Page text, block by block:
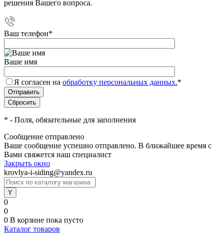
решения Вашего вопроса.
Ваш телефон*
Ваше имя
Я согласен на обработку персональных данных.*
* - Поля, обязательные для заполнения
Сообщение отправлено
Ваше сообщение успешно отправлено. В ближайшее время с
Вами свяжется наш специалист
Закрыть окно
krovlya-i-siding@yandex.ru
0
0
0 В корзине пока пусто
Каталог товаров